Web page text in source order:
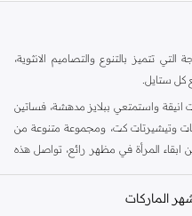
التي تتميز بالتنوع والتصاميم الانثوية،
كل ستايل.
واستمتعي ببلايز مدهشة، فساتين
وتيشيرتات كت، ومجموعة متنوعة من
ابقاء المرأة في مظهر رائع، تواصل هذه
البحث عن فستان مثالي للحفلات او
الماركات